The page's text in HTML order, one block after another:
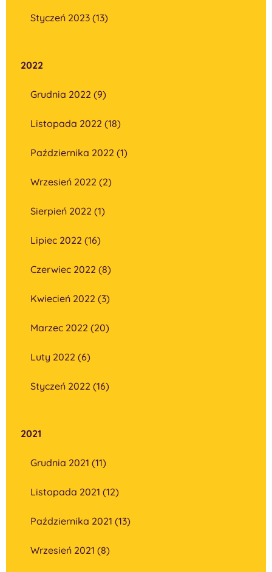
Styczeń 2023 (13)
2022
Grudnia 2022 (9)
Listopada 2022 (18)
Października 2022 (1)
Wrzesień 2022 (2)
Sierpień 2022 (1)
Lipiec 2022 (16)
Czerwiec 2022 (8)
Kwiecień 2022 (3)
Marzec 2022 (20)
Luty 2022 (6)
Styczeń 2022 (16)
2021
Grudnia 2021 (11)
Listopada 2021 (12)
Października 2021 (13)
Wrzesień 2021 (8)